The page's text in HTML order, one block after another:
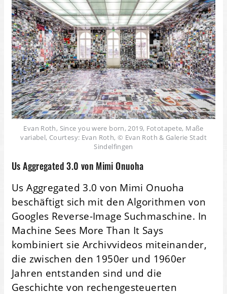
Evan Roth, Since you were born, 2019, Fototapete, Maße
variabel, Courtesy: Evan Roth, © Evan Roth & Galerie Stadt
Sindelfingen
Us Aggregated 3.0 von Mimi Onuoha
Us Aggregated 3.0 von Mimi Onuoha
beschäftigt sich mit den Algorithmen von
Googles Reverse-Image Suchmaschine. In
Machine Sees More Than It Says
kombiniert sie Archivvideos miteinander,
die zwischen den 1950er und 1960er
Jahren entstanden sind und die
Geschichte von rechengesteuerten